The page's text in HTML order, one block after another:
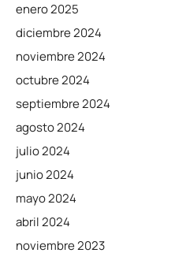
enero 2025
diciembre 2024
noviembre 2024
octubre 2024
septiembre 2024
agosto 2024
julio 2024
junio 2024
mayo 2024
abril 2024
noviembre 2023